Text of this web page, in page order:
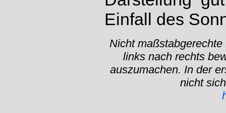
Einfall des
Nicht
links nach rechts
auszumachen. In der
nicht